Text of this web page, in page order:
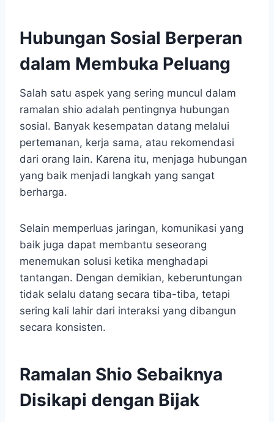
Hubungan Sosial Berperan
dalam Membuka Peluang
Salah satu aspek yang sering muncul dalam
ramalan shio adalah pentingnya hubungan
sosial. Banyak kesempatan datang melalui
pertemanan, kerja sama, atau rekomendasi
dari orang lain. Karena itu, menjaga hubungan
yang baik menjadi langkah yang sangat
berharga.
Selain memperluas jaringan, komunikasi yang
baik juga dapat membantu seseorang
menemukan solusi ketika menghadapi
tantangan. Dengan demikian, keberuntungan
tidak selalu datang secara tiba-tiba, tetapi
sering kali lahir dari interaksi yang dibangun
secara konsisten.
Ramalan Shio Sebaiknya
Disikapi dengan Bijak